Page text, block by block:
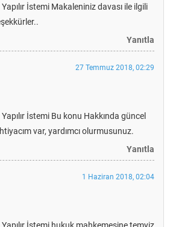
İstemi Makaleniniz davası ile ilgili
Yanıtla
27 Temmuz 2018, 02:29
İstemi Bu konu Hakkında güncel
var, yardımcı olurmusunuz.
Yanıtla
1 Haziran 2018, 02:04